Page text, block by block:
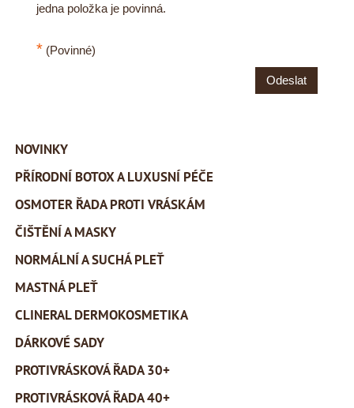
jedna položka je povinná.
* (Povinné)
Odeslat
NOVINKY
PŘÍRODNÍ BOTOX A LUXUSNÍ PÉČE
OSMOTER ŘADA PROTI VRÁSKÁM
ČIŠTĚNÍ A MASKY
NORMÁLNÍ A SUCHÁ PLEŤ
MASTNÁ PLEŤ
CLINERAL DERMOKOSMETIKA
DÁRKOVÉ SADY
PROTIVRÁSKOVÁ ŘADA 30+
PROTIVRÁSKOVÁ ŘADA 40+